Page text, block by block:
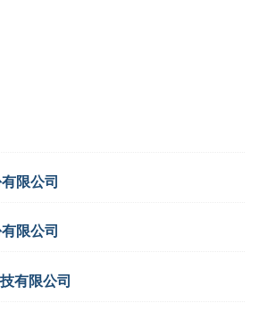
限公司
限公司
有限公司